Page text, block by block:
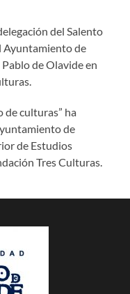
del Salento
Ayuntamiento de
de Olavide en
de culturas” ha
de
de Estudios
Tres Culturas.